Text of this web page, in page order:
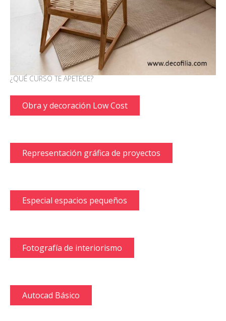
¿QUÉ CURSO TE APETECE?
Obra y decoración Low Cost
Representación gráfica de proyectos
Especial espacios pequeños
Fotografía de interiorismo
Autocad Básico